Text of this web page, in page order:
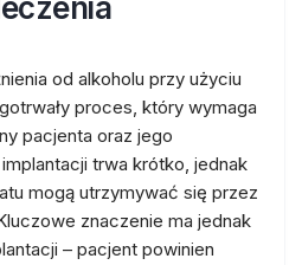
od alkoholu przy użyciu
proces, który wymaga
pacjenta oraz jego
trwa krótko, jednak
mogą utrzymywać się przez
znaczenie ma jednak
– pacjent powinien